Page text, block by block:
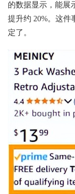
的数据显示，能展
提升约 20%。这
定了。